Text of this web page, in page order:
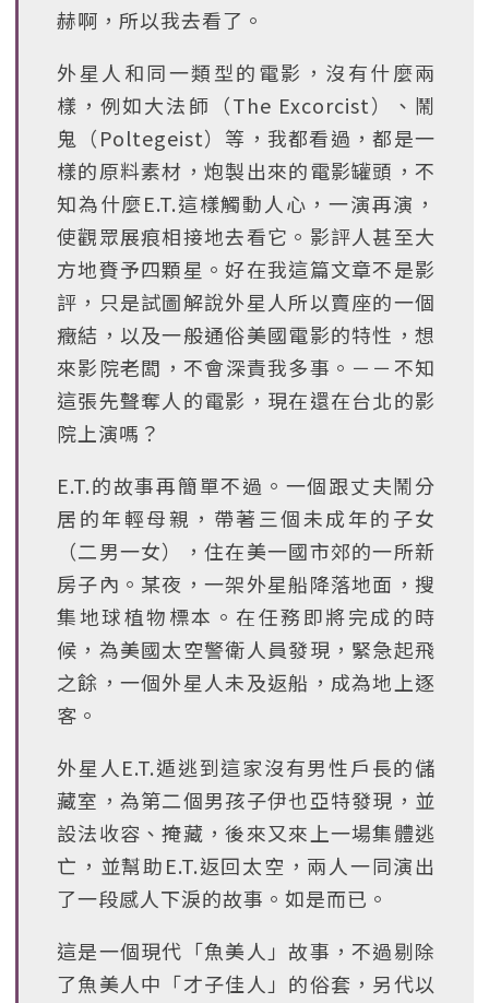
赫啊，所以我去看了。
外星人和同一類型的電影，沒有什麼兩
樣，例如大法師（The Excorcist）、鬧
鬼（Poltegeist）等，我都看過，都是一
樣的原料素材，炮製出來的電影罐頭，不
知為什麼E.T.這樣觸動人心，一演再演，
使觀眾展痕相接地去看它。影評人甚至大
方地賚予四顆星。好在我這篇文章不是影
評，只是試圖解說外星人所以賣座的一個
癥結，以及一般通俗美國電影的特性，想
來影院老闆，不會深責我多事。－－不知
這張先聲奪人的電影，現在還在台北的影
院上演嗎？
E.T.的故事再簡單不過。一個跟丈夫鬧分
居的年輕母親，帶著三個未成年的子女
（二男一女），住在美一國市郊的一所新
房子內。某夜，一架外星船降落地面，搜
集地球植物標本。在任務即將完成的時
候，為美國太空警衛人員發現，緊急起飛
之餘，一個外星人未及返船，成為地上逐
客。
外星人E.T.遁逃到這家沒有男性戶長的儲
藏室，為第二個男孩子伊也亞特發現，並
設法收容、掩藏，後來又來上一場集體逃
亡，並幫助E.T.返回太空，兩人一同演出
了一段感人下淚的故事。如是而已。
這是一個現代「魚美人」故事，不過剔除
了魚美人中「才子佳人」的俗套，另代以